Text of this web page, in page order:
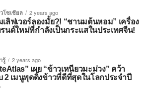
วโซเชียล 2 years ago
ลิฟเวอร์ลองมั้ย?! “ชานมต้นหอม” เครื่อง
นด์ใหม่ที่กำลังเป็นกระแสในประเทศจีน!
รู้ 2 years ago
เผย “ข้าวเหนียวมะม่วง” คว้า
2 เมนูพุดดิ้งข้าวที่ดีที่สุดในโลกประจำปี